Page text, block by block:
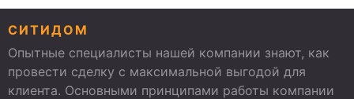
СИТИДОМ
Опытные специалисты нашей компании знают, как
провести сделку с максимальной выгодой для
клиента. Основными принципами работы компании